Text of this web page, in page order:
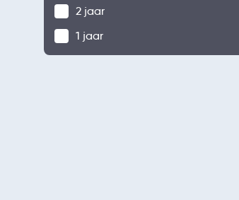
2 jaar
1 jaar